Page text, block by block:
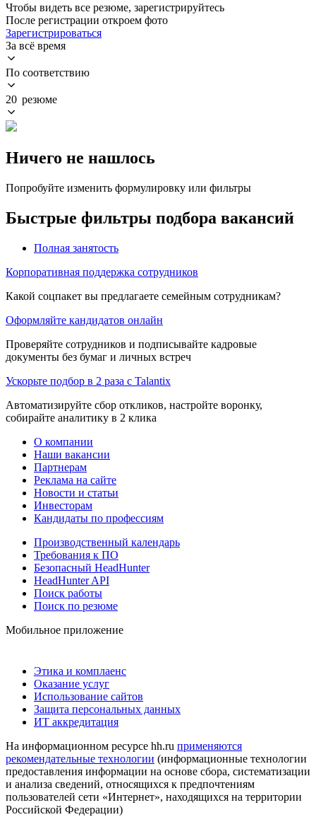
Чтобы видеть все резюме, зарегистрируйтесь
После регистрации откроем фото
Зарегистрироваться
За всё время
По соответствию
20 резюме
Ничего не нашлось
Попробуйте изменить формулировку или фильтры
Быстрые фильтры подбора вакансий
Полная занятость
Корпоративная поддержка сотрудников
Какой соцпакет вы предлагаете семейным сотрудникам?
Оформляйте кандидатов онлайн
Проверяйте сотрудников и подписывайте кадровые
документы без бумаг и личных встреч
Ускорьте подбор в 2 раза с Talantix
Автоматизируйте сбор откликов, настройте воронку,
собирайте аналитику в 2 клика
О компании
Наши вакансии
Партнерам
Реклама на сайте
Новости и статьи
Инвесторам
Кандидаты по профессиям
Производственный календарь
Требования к ПО
Безопасный HeadHunter
HeadHunter API
Поиск работы
Поиск по резюме
Мобильное приложение
Этика и комплаенс
Оказание услуг
Использование сайтов
Защита персональных данных
ИТ аккредитация
На информационном ресурсе hh.ru применяются
рекомендательные технологии (информационные технологии
предоставления информации на основе сбора, систематизации
и анализа сведений, относящихся к предпочтениям
пользователей сети «Интернет», находящихся на территории
Российской Федерации)